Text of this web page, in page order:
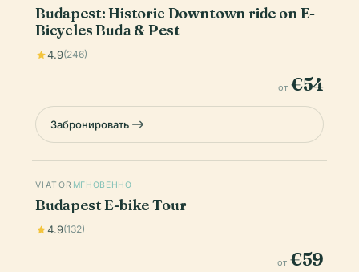
Budapest: Historic Downtown ride on E-
Bicycles Buda & Pest
4.9(246)
от €54
Забронировать
VIATOR МГНОВЕННО
Budapest E-bike Tour
4.9(132)
от €59